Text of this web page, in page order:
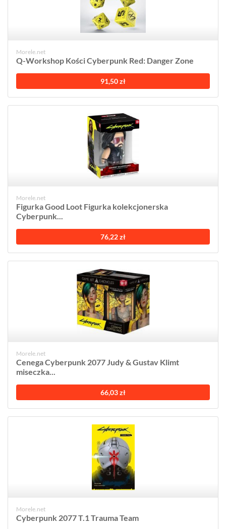
Morele.net
Q-Workshop Kości Cyberpunk Red: Danger Zone
91,50 zł
Morele.net
Figurka Good Loot Figurka kolekcjonerska
Cyberpunk...
76,22 zł
Morele.net
Cenega Cyberpunk 2077 Judy & Gustav Klimt
miseczka...
66,03 zł
Morele.net
Cyberpunk 2077 T.1 Trauma Team